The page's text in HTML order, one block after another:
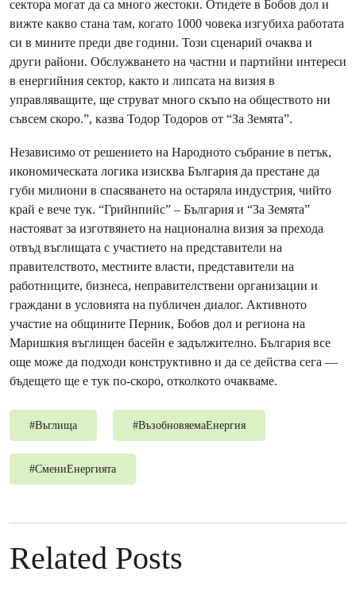
сектора могат да са много жестоки. Отидете в Бобов дол и
вижте какво стана там, когато 1000 човека изгубиха работата
си в мините преди две години. Този сценарий очаква и
други райони. Обслужването на частни и партийни интереси
в енергийния сектор, както и липсата на визия в
управляващите, ще струват много скъпо на обществото ни
съвсем скоро.”, казва Тодор Тодоров от “За Земята”.
Независимо от решението на Народното събрание в петък,
икономическата логика изисква България да престане да
губи милиони в спасяването на остаряла индустрия, чийто
край е вече тук. “Грийнпийс” – България и “За Земята”
настояват за изготвянето на национална визия за прехода
отвъд въглищата с участието на представители на
правителството, местните власти, представители на
работниците, бизнеса, неправителствени организации и
граждани в условията на публичен диалог. Активното
участие на общините Перник, Бобов дол и региона на
Маришкия въглищен басейн е задължително. България все
още може да подходи конструктивно и да се действа сега —
бъдещето ще е тук по-скоро, отколкото очакваме.
#Въглища #ВъзобновяемаЕнергия
#СмениЕнергията
Related Posts